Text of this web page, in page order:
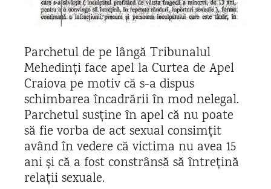
Parchetul de pe lângă Tribunalul
Mehedinți face apel la Curtea de Apel
Craiova pe motiv că s-a dispus
schimbarea încadrării în mod nelegal.
Parchetul susține în apel că nu poate
să fie vorba de act sexual consimțit
având în vedere că victima nu avea 15
ani și că a fost constrânsă să întrețină
relații sexuale.